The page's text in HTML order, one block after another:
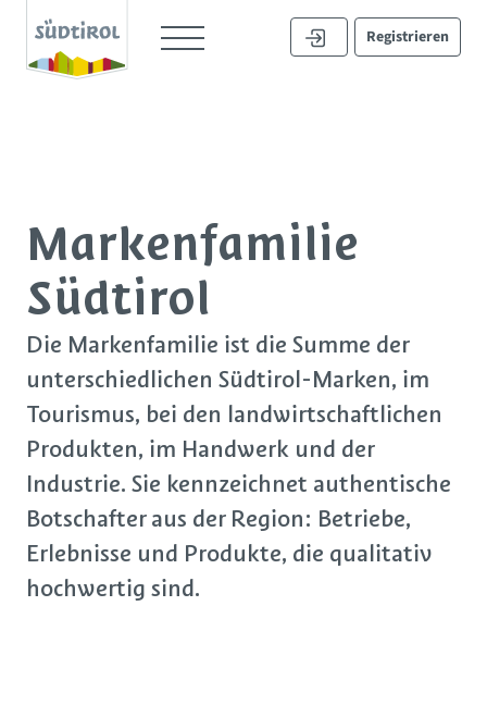
Registrieren
Marken­familie
Südtirol
Die Markenfamilie ist die Summe der
unterschiedlichen Südtirol-Marken, im
Tourismus, bei den landwirtschaftlichen
Produkten, im Handwerk und der
Industrie. Sie kennzeichnet authentische
Botschafter aus der Region: Betriebe,
Erlebnisse und Produkte, die qualitativ
hochwertig sind.